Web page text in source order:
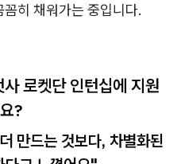
히 채워가는 중입니다.
로켓단 인턴십에 지원
?
만드는 것보다, 차별화된